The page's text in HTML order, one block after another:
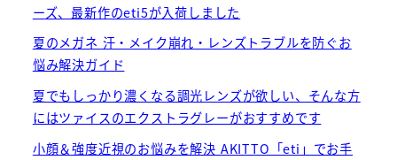
ーズ、最新作のeti5が入荷しました
夏のメガネ 汗・メイク崩れ・レンズトラブルを防ぐお
悩み解決ガイド
夏でもしっかり濃くなる調光レンズが欲しい、そんな方
にはツァイスのエクストラグレーがおすすめです
小顔＆強度近視のお悩みを解決 AKITTO「eti」でお手